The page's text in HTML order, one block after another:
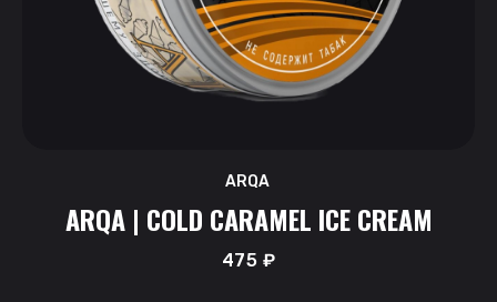
ARQA
ARQA | COLD CARAMEL ICE CREAM
475 ₽